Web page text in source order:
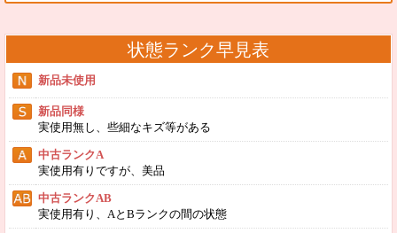
状態ランク早見表
新品未使用
新品同様
実使用無し、些細なキズ等がある
中古ランクA
実使用有りですが、美品
中古ランクAB
実使用有り、AとBランクの間の状態